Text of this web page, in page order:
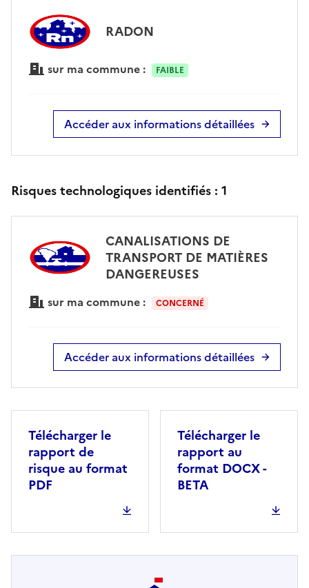
RADON
sur ma commune : FAIBLE
Accéder aux informations détaillées
Risques technologiques identifiés : 1
CANALISATIONS DE
TRANSPORT DE MATIÈRES
DANGEREUSES
sur ma commune : CONCERNÉ
Accéder aux informations détaillées
Télécharger le
rapport de
risque au format
PDF
Télécharger le
rapport au
format DOCX -
BETA